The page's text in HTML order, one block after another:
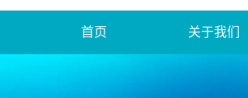
首页 关于我们